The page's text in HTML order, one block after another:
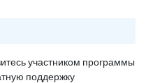
участником программы
поддержку